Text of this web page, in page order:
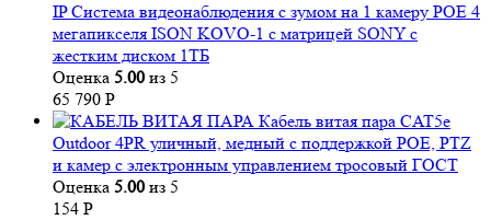
IP Система видеонаблюдения с зумом на 1 камеру POE 4
мегапикселя ISON KOVO-1 с матрицей SONY с
жестким диском 1ТБ
Оценка 5.00 из 5
65 790 Р
Кабель витая пара CAT5e
Outdoor 4PR уличный, медный с поддержкой POE, PTZ
и камер с электронным управлением тросовый ГОСТ
Оценка 5.00 из 5
154 Р